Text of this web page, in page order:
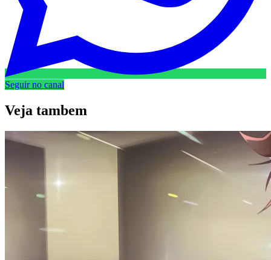
Seguir no canal
Veja tambem